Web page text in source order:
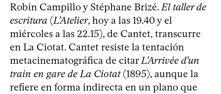
Robin Campillo y Stéphane Brizé.El taller de
escritura (L’Atelier, hoy a las 19.40 y el
miércoles a las 22.15), de Cantet, transcurre
en La Ciotat. Cantet resiste la tentación
metacinematográfica de citarL’Arrivée d’un
train en gare de La Ciotat(1895), aunque la
refiere en forma indirecta en un plano que